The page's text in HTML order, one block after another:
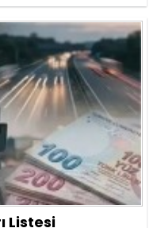
Listesi